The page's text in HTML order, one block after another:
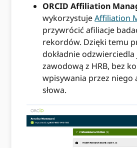
ORCID Affiliation
wykorzystujeAffiliation
przywrócić afiliacje
rekordów. Dzięki temu
dokładnie
zawodową z HRB, bez
wpisywania przez niego
słowa.